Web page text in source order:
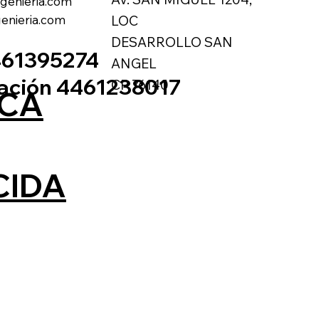
4461238017
LOC
DESARROLLO SAN
ANGEL
CP 76140